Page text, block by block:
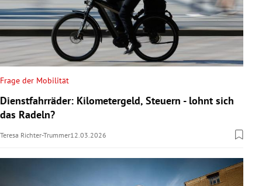
Frage der Mobilität
Dienstfahrräder: Kilometergeld, Steuern - lohnt sich
das Radeln?
Teresa Richter-Trummer12.03.2026